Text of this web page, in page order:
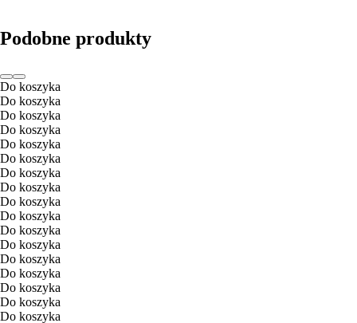
Podobne produkty
Do koszyka
Do koszyka
Do koszyka
Do koszyka
Do koszyka
Do koszyka
Do koszyka
Do koszyka
Do koszyka
Do koszyka
Do koszyka
Do koszyka
Do koszyka
Do koszyka
Do koszyka
Do koszyka
Do koszyka